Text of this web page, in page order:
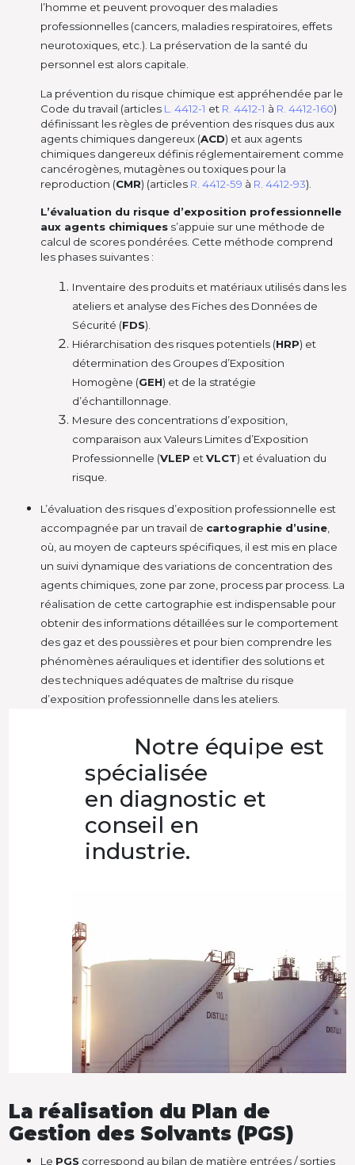
l’homme et peuvent provoquer des maladies
professionnelles (cancers, maladies respiratoires, effets
neurotoxiques, etc.). La préservation de la santé du
personnel est alors capitale.
La prévention du risque chimique est appréhendée par le
Code du travail (articles L. 4412-1 et R. 4412-1 à R. 4412-160)
définissant les règles de prévention des risques dus aux
agents chimiques dangereux (ACD) et aux agents
chimiques dangereux définis réglementairement comme
cancérogènes, mutagènes ou toxiques pour la
reproduction (CMR) (articles R. 4412-59 à R. 4412-93).
L’évaluation du risque d’exposition professionnelle
aux agents chimiques s’appuie sur une méthode de
calcul de scores pondérées. Cette méthode comprend
les phases suivantes :
Inventaire des produits et matériaux utilisés dans les
ateliers et analyse des Fiches des Données de
Sécurité (FDS).
Hiérarchisation des risques potentiels (HRP) et
détermination des Groupes d’Exposition
Homogène (GEH) et de la stratégie
d’échantillonnage.
Mesure des concentrations d’exposition,
comparaison aux Valeurs Limites d’Exposition
Professionnelle (VLEP et VLCT) et évaluation du
risque.
L’évaluation des risques d’exposition professionnelle est
accompagnée par un travail de cartographie d’usine
où, au moyen de capteurs spécifiques, il est mis en place
un suivi dynamique des variations de concentration des
agents chimiques, zone par zone, process par process. La
réalisation de cette cartographie est indispensable pour
obtenir des informations détaillées sur le comportement
des gaz et des poussières et pour bien comprendre les
phénomènes aérauliques et identifier des solutions et
des techniques adéquates de maîtrise du risque
d’exposition professionnelle dans les ateliers.
Notre équipe est
spécialisée
en diagnostic et
conseil en
industrie.
La réalisation du Plan de
Gestion des Solvants (PGS)
Le PGS correspond au bilan de matière entrées / sorties